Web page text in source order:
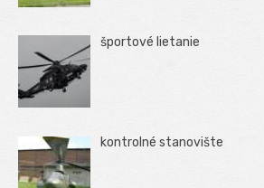
športové lietanie
kontrolné stanovište